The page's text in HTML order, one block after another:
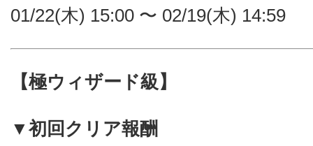
01/22(木) 15:00 〜 02/19(木) 14:59
【極ウィザード級】
▼初回クリア報酬